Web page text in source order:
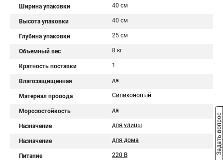
Ширина упаковки 40 см
Высота упаковки 40 см
Глубина упаковки 25 см
Объемный вес 8 кг
Кратность поставки 1
Влагозащищенная да
Материал провода Силиконовый
Морозостойкость да
Назначение для улицы
Назначение для дома
Питание 220 В Задать вопрос